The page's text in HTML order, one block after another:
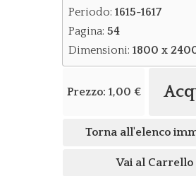
Periodo: 1615-1617
Pagina: 54
Dimensioni: 1800 x
Prezzo: 1,00 €
Torna all'elenco
Vai al Carrello